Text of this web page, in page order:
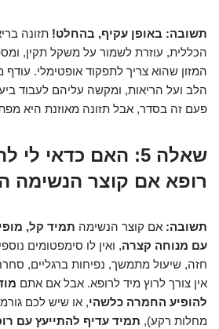
תשובה: באופן עקיף, בהחלט! תזונה
הכללית, עוזרת לשמור על משקל תקין,
המזון שהוא צריך לתפקוד אופטימלי.
הלב ועל הריאות, ומקשה עליהם לעבוד
פעם זה בסדר, אבל תזונה מאוזנת היא
שאלה 5:
האם כדאי לי
רופא אם קוצר הנשימה
תשובה: אם קוצר הנשימה תמיד קל,
עם מנוחה קצרה, ואין לו סימפטומים
חזה, שיעול מתמשך, נפיחות ברגליים,
אין צורך לרוץ מיד לרופא. אבל אם אתם
להופיע החמרה כלשהי, או שיש לכם
מחלות רקע), תמיד עדיף להתייעץ עם